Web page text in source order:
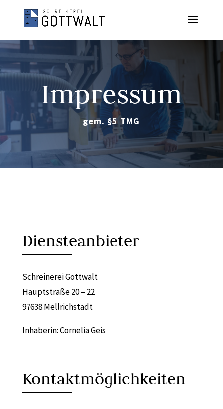
Impressum
gem. §5 TMG
Diensteanbieter
Schreinerei Gottwalt
Hauptstraße 20 – 22
97638 Mellrichstadt
Inhaberin: Cornelia Geis
Kontaktmöglichkeiten